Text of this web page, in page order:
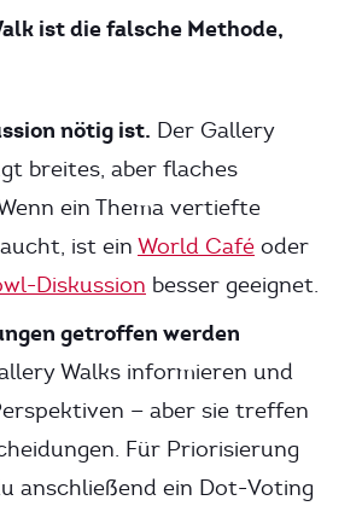
ist die falsche Methode,
nötig ist. Der Gallery
breites, aber flaches
ein Thema vertiefte
ist ein World Café oder
Diskussion besser geeignet.
getroffen werden
Walks informieren und
— aber sie treffen
Für Priorisierung
anschließend ein Dot-Voting